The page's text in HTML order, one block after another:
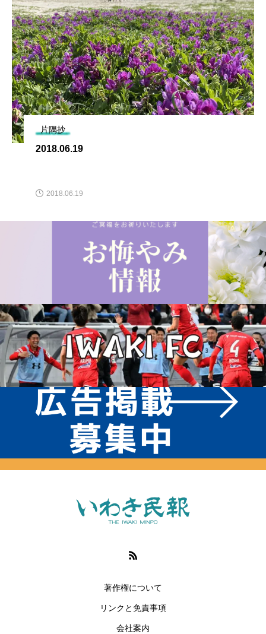
片隅抄
2018.06.19
2018.06.19
著作権について
リンクと免責事項
会社案内